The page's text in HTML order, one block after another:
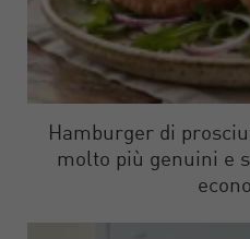
Hamburger di
molto più genuini e